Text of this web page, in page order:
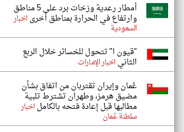
أمطار رعدية وزخات برد على 5 مناطق
وارتفاع في الحرارة بمناطق أخرىاخبار
السعودية
"قيون ا" تتحول للخسائر خلال الربع
الثانياخبار الإمارات
عُمان وإيران تقتربان من اتفاق بشأن
مضيق هرمز، وطهران تشترط تلبية
مطالبها قبل إعادة فتحه بالكاملاخبار
سلطنة عُمان